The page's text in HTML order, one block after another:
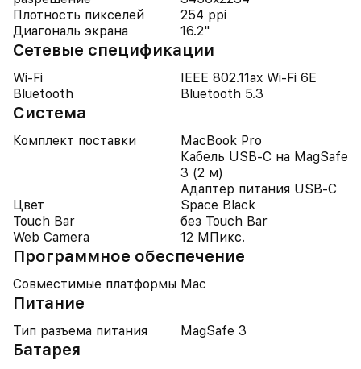
Плотность пикселей
254 ppi
Диагональ экрана
16.2"
Cетевые спецификации
Wi-Fi
IEEE 802.11ax Wi-Fi 6E
Bluetooth
Bluetooth 5.3
Система
Комплект поставки
MacBook Pro
Кабель USB-C на MagSafe
3 (2 м)
Адаптер питания USB-C
Цвет
Space Black
Touch Bar
без Touch Bar
Web Camera
12 МПикс.
Программное обеспечение
Совместимые платформы Mac
Питание
Тип разъема питания MagSafe 3
Батарея